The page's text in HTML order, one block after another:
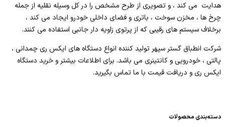
هدایت می کند ، و تصویری از طرح مشخص را در کل وسیله نقلیه از جمله
چرخ ها ، مخزن سوخت ، باتری و فضای داخلی خودرو ایجاد می کند ،
برخلاف سیستم های رقیبی که از پرتوی زاویه دار جانبی استفاده می کنند.
شرکت انطباق گستر سپهر تولید کننده انواع دستگاه های ایکس ری چمدانی ،
پالتی ، خودرویی و کانتینری می باشد. برای اطلاعات بیشتر و خرید دستگاه
ایکس ری و دریافت قیمت با ما تماس بگیرید.
دسته‌بندی محصولات